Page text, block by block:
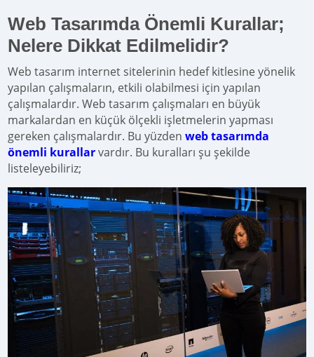
Web Tasarımda Önemli Kurallar;
Nelere Dikkat Edilmelidir?
Web tasarım internet sitelerinin hedef kitlesine yönelik
yapılan çalışmaların, etkili olabilmesi için yapılan
çalışmalardır. Web tasarım çalışmaları en büyük
markalardan en küçük ölçekli işletmelerin yapması
gereken çalışmalardır. Bu yüzdenweb tasarımda
önemli kurallarvardır. Bu kuralları şu şekilde
listeleyebiliriz;